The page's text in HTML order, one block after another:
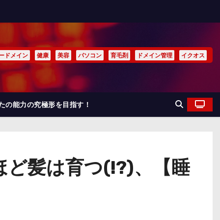
ドメイン 健康 美容 パソコン 育毛剤 ドメイン管理 イクオス
の能力の究極形を目指す！
ど髪は育つ(!?)、【睡